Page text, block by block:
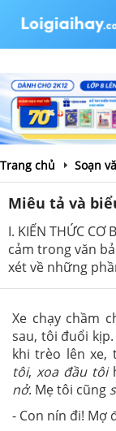
Trang chủ Soạn
Miêu tả và
I. KIẾN THỨC
cảm trong văn
xét về những
Xe chạy chầm
sau, tôi đuổi kịp.
khi trèo lên xe,
tôi, xoa đầu tôi
nở. Mẹ tôi cũng
- Con nín đi! Mợ